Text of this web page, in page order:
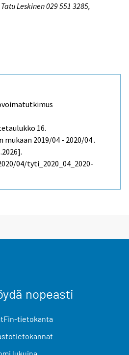
Leskinen 029 551 3285,
16.
2019/04 - 2020/04 .
04/tyti_2020_04_2020-
nopeasti
tietokanta